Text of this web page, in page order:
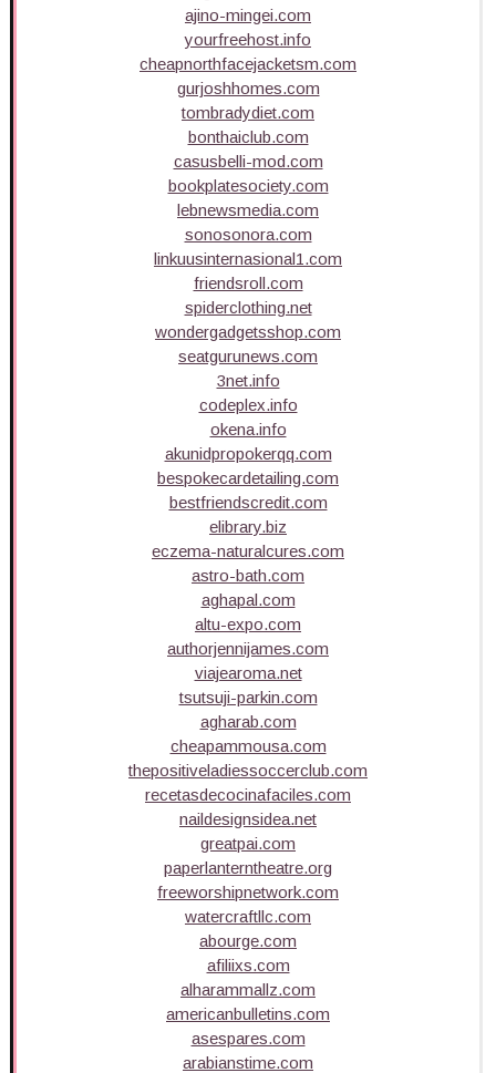
ajino-mingei.com
yourfreehost.info
cheapnorthfacejacketsm.com
gurjoshhomes.com
tombradydiet.com
bonthaiclub.com
casusbelli-mod.com
bookplatesociety.com
lebnewsmedia.com
sonosonora.com
linkuusinternasional1.com
friendsroll.com
spiderclothing.net
wondergadgetsshop.com
seatgurunews.com
3net.info
codeplex.info
okena.info
akunidpropokerqq.com
bespokecardetailing.com
bestfriendscredit.com
elibrary.biz
eczema-naturalcures.com
astro-bath.com
aghapal.com
altu-expo.com
authorjennijames.com
viajearoma.net
tsutsuji-parkin.com
agharab.com
cheapammousa.com
thepositiveladiessoccerclub.com
recetasdecocinafaciles.com
naildesignsidea.net
greatpai.com
paperlanterntheatre.org
freeworshipnetwork.com
watercraftllc.com
abourge.com
afiliixs.com
alharammallz.com
americanbulletins.com
asespares.com
arabianstime.com